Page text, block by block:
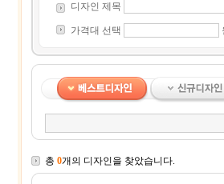
디자인 제목
가격대 선택
총 0개의 디자인을 찾았습니다.